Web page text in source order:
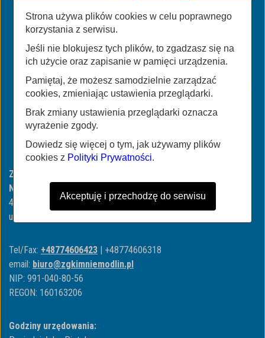
Zakład Gospodarki Komunalnej i Mieszkaniowej w
Niemodlinie
49-100 Niemodlin
ul. ul. Wojska Polskiego 3
Tel/Fax: +48774606423 | +48774606318
email: biuro@zgkimniemodlin.pl
NIP: 991-040-80-56
REGON: 160163206
Godziny urzędowania:
Strona używa plików cookies w celu poprawnego
korzystania z serwisu.
Jeśli nie blokujesz tych plików, to zgadzasz się na
ich użycie oraz zapisanie w pamięci urządzenia.
Pamiętaj, że możesz samodzielnie zarządzać
cookies, zmieniając ustawienia przeglądarki.
Brak zmiany ustawienia przeglądarki oznacza
wyrażenie zgody.
Dowiedz się więcej o tym, jak używamy plików
cookies z Polityki Prywatności.
Akceptuję i przechodzę do serwisu